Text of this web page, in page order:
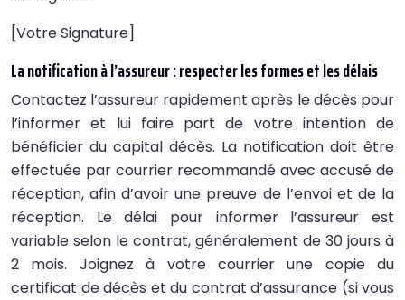
[Votre Signature]
La notification à l’assureur : respecter les formes et les délais
Contactez l’assureur rapidement après le décès pour
l’informer et lui faire part de votre intention de
bénéficier du capital décès. La notification doit être
effectuée par courrier recommandé avec accusé de
réception, afin d’avoir une preuve de l’envoi et de la
réception. Le délai pour informer l’assureur est
variable selon le contrat, généralement de 30 jours à
2 mois. Joignez à votre courrier une copie du
certificat de décès et du contrat d’assurance (si vous